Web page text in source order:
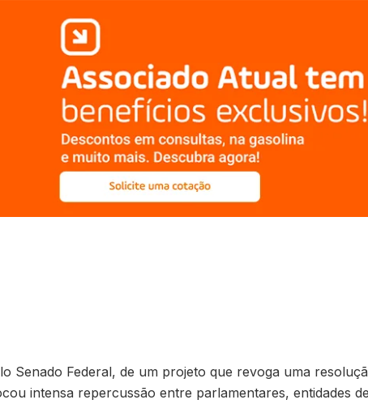
Senado Federal, de um projeto que revoga uma
intensa repercussão entre parlamentares, entidades